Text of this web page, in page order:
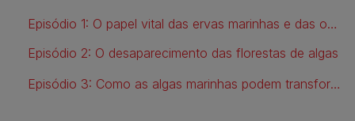
Episódio 1: O papel vital das ervas marinhas e das ostras na saúde dos oceanos
Episódio 2: O desaparecimento das florestas de algas
Episódio 3: Como as algas marinhas podem transformar a agricultura moderna